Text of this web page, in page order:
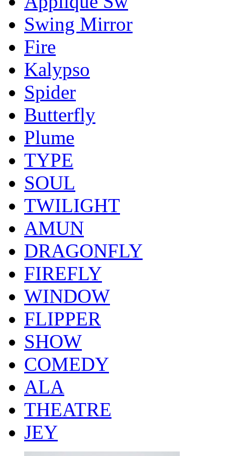
Swing Mirror
Fire
Kalypso
Spider
Butterfly
Plume
TYPE
SOUL
TWILIGHT
AMUN
DRAGONFLY
FIREFLY
WINDOW
FLIPPER
SHOW
COMEDY
ALA
THEATRE
JEY